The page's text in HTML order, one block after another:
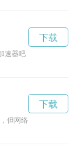
速器吧！它能帮助你加
下载
但网络卡顿、延迟困
下载